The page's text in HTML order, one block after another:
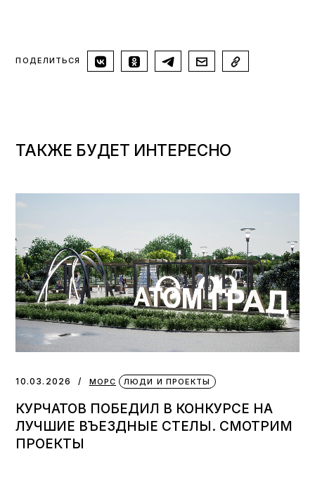
ПОДЕЛИТЬСЯ
ТАКЖЕ БУДЕТ ИНТЕРЕСНО
10.03.2026 МОРС ЛЮДИ И ПРОЕКТЫ
КУРЧАТОВ ПОБЕДИЛ В КОНКУРСЕ НА
ЛУЧШИЕ ВЪЕЗДНЫЕ СТЕЛЫ. СМОТРИМ
ПРОЕКТЫ